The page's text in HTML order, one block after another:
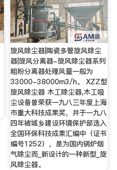
旋风除尘器|陶瓷多管旋风除尘
器|旋风分离器-旋风除尘器系列
粗粉分离器处理风量一般为
33000-38000m3/h。 XZZ型
旋风除尘器 木工除尘器,木工吸
尘设备曾荣获一九八三年度上海
市重大科技成果奖，并于一九八
四年被城乡建设环境保护部选入
全国环保科技成果汇编中（证书
编号1252），是为国内锅炉烟
气除尘而_新设计的一种新型_旋
风除尘器。